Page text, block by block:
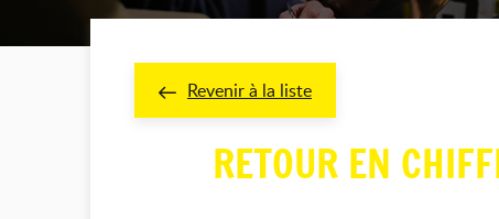
Revenir à la liste
RETOUR EN